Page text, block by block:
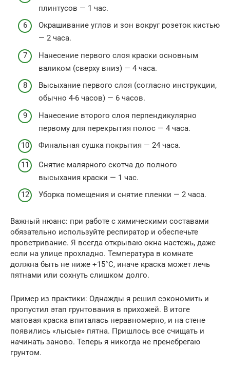
плинтусов — 1 час.
Окрашивание углов и зон вокруг розеток кистью
— 2 часа.
Нанесение первого слоя краски основным
валиком (сверху вниз) — 4 часа.
Высыхание первого слоя (согласно инструкции,
обычно 4-6 часов) — 6 часов.
Нанесение второго слоя перпендикулярно
первому для перекрытия полос — 4 часа.
Финальная сушка покрытия — 24 часа.
Снятие малярного скотча до полного
высыхания краски — 1 час.
Уборка помещения и снятие пленки — 2 часа.
Важный нюанс: при работе с химическими составами
обязательно используйте респиратор и обеспечьте
проветривание. Я всегда открываю окна настежь, даже
если на улице прохладно. Температура в комнате
должна быть не ниже +15°C, иначе краска может лечь
пятнами или сохнуть слишком долго.
Пример из практики: Однажды я решил сэкономить и
пропустил этап грунтования в прихожей. В итоге
матовая краска впиталась неравномерно, и на стене
появились «лысые» пятна. Пришлось все счищать и
начинать заново. Теперь я никогда не пренебрегаю
грунтом.